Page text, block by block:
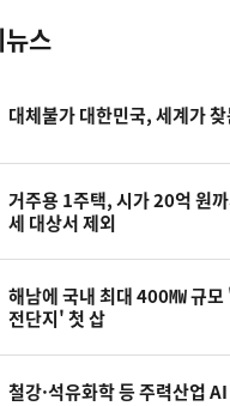
스
대체불가 대한민국, 세계가
거주용 1주택, 시가 20억 원
세 대상서 제외
해남에 국내 최대 400㎿ 규모
전단지' 첫 삽
철강·석유화학 등 주력산업